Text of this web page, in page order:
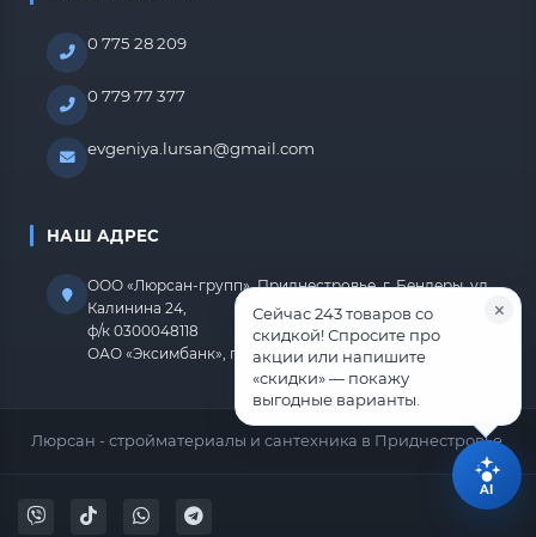
0 775 28 209
0 779 77 377
evgeniya.lursan@gmail.com
НАШ АДРЕС
ООО «Люрсан-групп», Приднестровье, г. Бендеры, ул.
Калинина 24,
ф/к 0300048118
ОАО «Эксимбанк», г.Бендеры, р/с 2212670000000818
Люрсан - стройматериалы и сантехника в Приднестровье.
Сейчас 243 товаров со
скидкой! Спросите про
акции или напишите
«скидки» — покажу
выгодные варианты.
AI